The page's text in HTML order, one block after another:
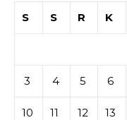
S
S R K
3 4 5 6
10 11 12 13